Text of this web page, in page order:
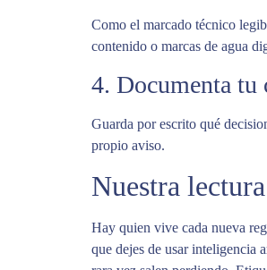
Como el marcado técnico
contenido o marcas de agua
4. Documenta tu
Guarda por escrito qué
propio aviso.
Nuestra
Hay quien vive cada nueva
que dejes de usar inteligencia